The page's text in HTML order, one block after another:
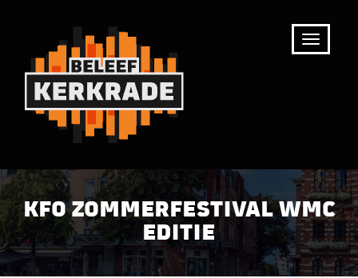
KFO ZOMMERFESTIVAL WMC
EDITIE